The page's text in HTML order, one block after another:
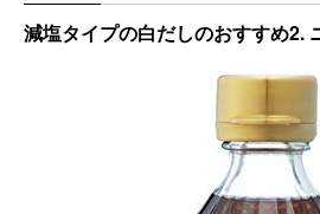
減塩タイプの白だしのおすすめ